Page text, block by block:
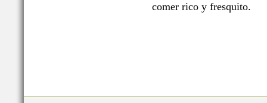
comer rico y fresquito.